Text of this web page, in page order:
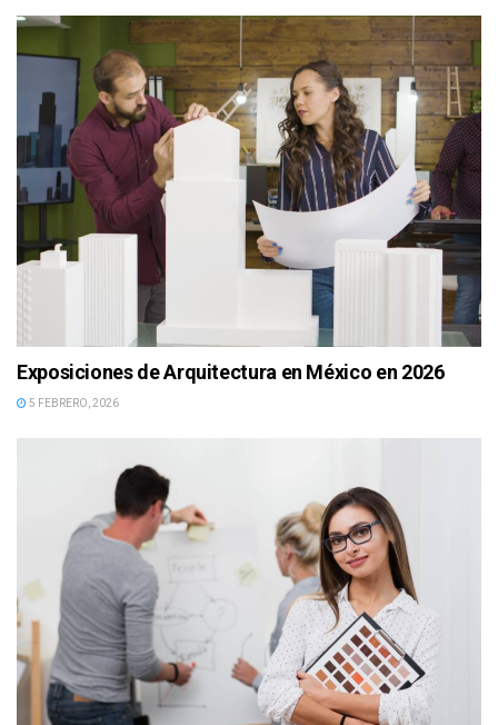
Exposiciones de Arquitectura en México en 2026
5 FEBRERO, 2026